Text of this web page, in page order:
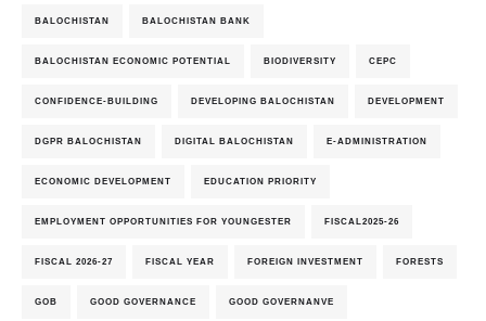
BALOCHISTAN BALOCHISTAN BANK
BALOCHISTAN ECONOMIC POTENTIAL BIODIVERSITY CEPC
CONFIDENCE-BUILDING DEVELOPING BALOCHISTAN DEVELOPMENT
DGPR BALOCHISTAN DIGITAL BALOCHISTAN E-ADMINISTRATION
ECONOMIC DEVELOPMENT EDUCATION PRIORITY
EMPLOYMENT OPPORTUNITIES FOR YOUNGESTER FISCAL2025-26
FISCAL 2026-27 FISCAL YEAR FOREIGN INVESTMENT FORESTS
GOB GOOD GOVERNANCE GOOD GOVERNANVE